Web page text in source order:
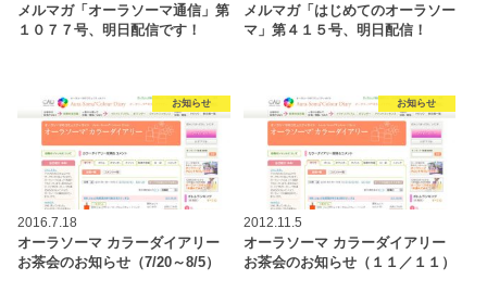
メルマガ「オーラソーマ通信」第
１０７７号、明日配信です！
メルマガ「はじめてのオーラソー
マ」第４１５号、明日配信！
お知らせ
2016.7.18
オーラソーマ カラーダイアリー
お茶会のお知らせ（7/20～8/5）
お知らせ
2012.11.5
オーラソーマ カラーダイアリー
お茶会のお知らせ（１１／１１）